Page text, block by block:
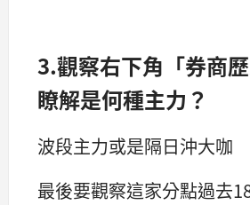
3.觀察右下角「券商
瞭解是何種主力？
波段主力或是隔日沖大咖
最後要觀察這家分點過去